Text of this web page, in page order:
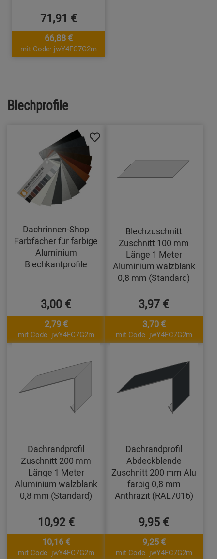
71,91 €
66,88 €
mit Code: jwY4FC7G2m
Blechprofile
Dachrinnen-Shop
Farbfächer für farbige
Aluminium
Blechkantprofile
3,00 €
2,79 €
mit Code: jwY4FC7G2m
Blechzuschnitt
Zuschnitt 100 mm
Länge 1 Meter
Aluminium walzblank
0,8 mm (Standard)
3,97 €
3,70 €
mit Code: jwY4FC7G2m
Dachrandprofil
Zuschnitt 200 mm
Länge 1 Meter
Aluminium walzblank
0,8 mm (Standard)
10,92 €
10,16 €
mit Code: jwY4FC7G2m
Dachrandprofil
Abdeckblende
Zuschnitt 200 mm Alu
farbig 0,8 mm
Anthrazit (RAL7016)
9,95 €
9,25 €
mit Code: jwY4FC7G2m